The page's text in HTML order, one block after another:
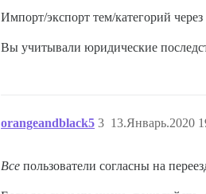
Импорт/экспорт тем/категорий
Вы учитывали юридические
orangeandblack5 13.Январь.2020
3
Все пользователи согласны на